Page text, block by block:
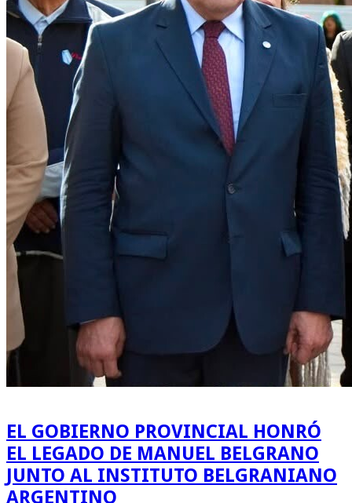
EL GOBIERNO PROVINCIAL HONRÓ
EL LEGADO DE MANUEL BELGRANO
JUNTO AL INSTITUTO BELGRANIANO
ARGENTINO